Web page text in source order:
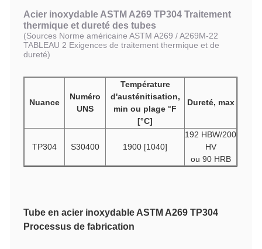
Acier inoxydable ASTM A269 TP304 Traitement
thermique et dureté des tubes
(Sources Norme américaine ASTM A269 / A269M-22
TABLEAU 2 Exigences de traitement thermique et de
dureté)
Nuance
Numéro
UNS
Température
d'austénitisation,
min ou plage °F
[°C]
Dureté, max
TP304 S30400 1900 [1040]
192 HBW/200
HV
ou 90 HRB
Tube en acier inoxydable ASTM A269 TP304
Processus de fabrication